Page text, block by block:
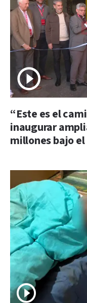
“Este es el
inaugurar
millones bajo el